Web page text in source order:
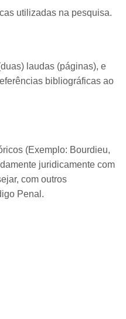
utilizadas na pesquisa.
laudas (páginas), e
bibliográficas ao
(Exemplo: Bourdieu,
juridicamente com
com outros
Penal.